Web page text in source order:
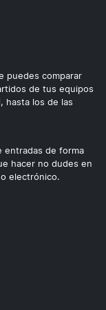
puedes comparar
de tus equipos
hasta los de las
entradas de forma
hacer no dudes en
electrónico.